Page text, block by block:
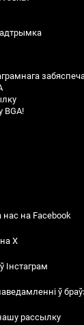
BGA!
на Facebook
X
Інстаграм
ў
рассылку